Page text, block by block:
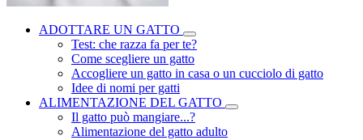
ADOTTARE UN GATTO
Test: che razza fa per te?
Come scegliere un gatto
Accogliere un gatto in casa o un cucciolo di gatto
Idee di nomi per gatti
ALIMENTAZIONE DEL GATTO
Il gatto può mangiare...?
Alimentazione del gatto adulto